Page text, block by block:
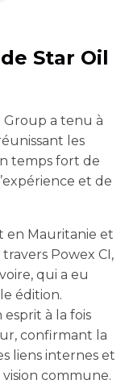
Star Oil
Group a tenu à
les
temps fort de
et de
en Mauritanie et
Powex CI,
qui a eu
édition.
esprit à la fois
confirmant la
liens internes et
commune.